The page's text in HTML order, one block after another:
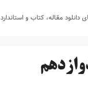
دانلود مقاله، کتاب و استاندارد